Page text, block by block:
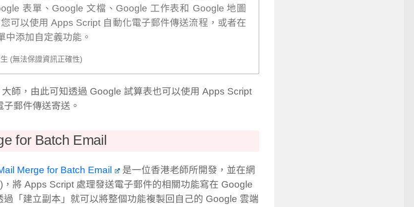
表單、Google 文檔、Google 工作表和 Google 地圖
可以使用 Apps Script 自動化電子郵件傳送流程，或者在
中添加自定義功能。
(無法保證資訊正確性)
師，由此可知透過 Google 試算表也可以使用 Apps Script
郵件傳送寄送。
for Batch Email
Merge for Batch Email
是一位香港老師所開發，並在網
，將 Apps Script 處理發送電子郵件的相關功能寫在 Google
過「建立副本」就可以將整個功能複製回自己的 Google 雲端